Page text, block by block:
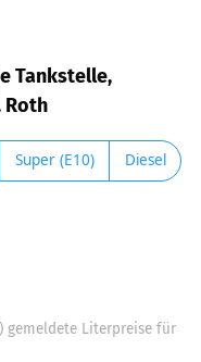
Tankstelle,
Roth
Super (E10) Diesel
gemeldete Literpreise für